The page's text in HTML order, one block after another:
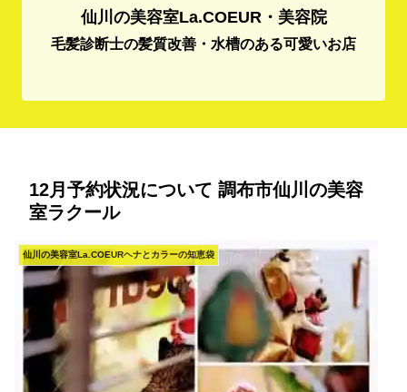
仙川の美容室La.COEUR・美容院
毛髪診断士の髪質改善・水槽のある可愛いお店
12月予約状況について 調布市仙川の美容
室ラクール
仙川の美容室La.COEURヘナとカラーの知恵袋